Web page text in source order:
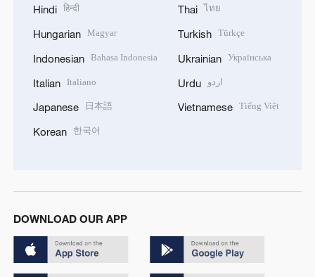
Hindi हिन्दी
Hungarian Magyar
Indonesian Bahasa Indonesia
Italian Italiano
Japanese 日本語
Korean 한국어
Thai ไทย
Turkish Türkçe
Ukrainian Українська
Urdu اردو
Vietnamese Tiếng Việt
DOWNLOAD OUR APP